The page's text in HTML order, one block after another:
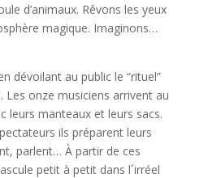
d’animaux. Rêvons les yeux
magique. Imaginons…
dévoilant au public le “rituel”
Les onze musiciens arrivent au
leurs manteaux et leurs sacs.
ils préparent leurs
parlent… À partir de ces
petit à petit dans l´irréel